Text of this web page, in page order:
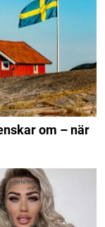
om – när